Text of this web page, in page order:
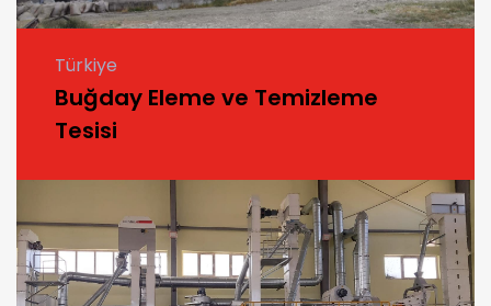
Türkiye
Buğday Eleme ve Temizleme
Tesisi